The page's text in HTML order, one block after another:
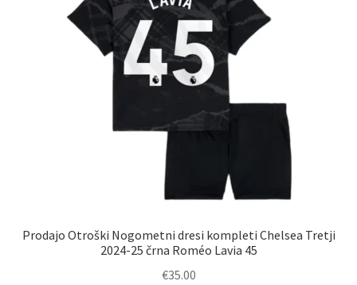
Prodajo Otroški Nogometni dresi kompleti Chelsea Tretji
2024-25 črna Roméo Lavia 45
€35.00